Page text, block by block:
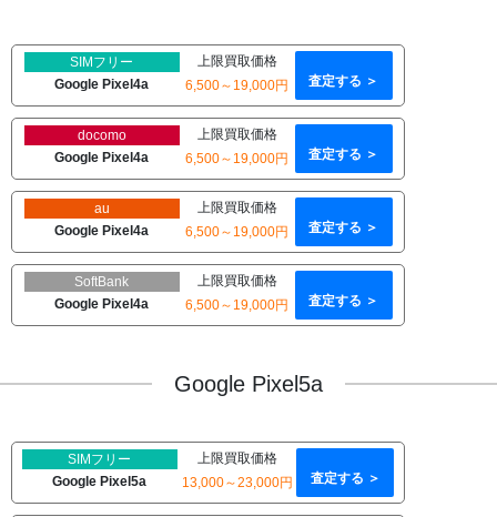
SIMフリー
Google Pixel4a
上限買取価格
6,500～19,000円
査定する ＞
docomo
Google Pixel4a
上限買取価格
6,500～19,000円
査定する ＞
au
Google Pixel4a
上限買取価格
6,500～19,000円
査定する ＞
SoftBank
Google Pixel4a
上限買取価格
6,500～19,000円
査定する ＞
Google Pixel5a
SIMフリー
Google Pixel5a
上限買取価格
13,000～23,000円
査定する ＞